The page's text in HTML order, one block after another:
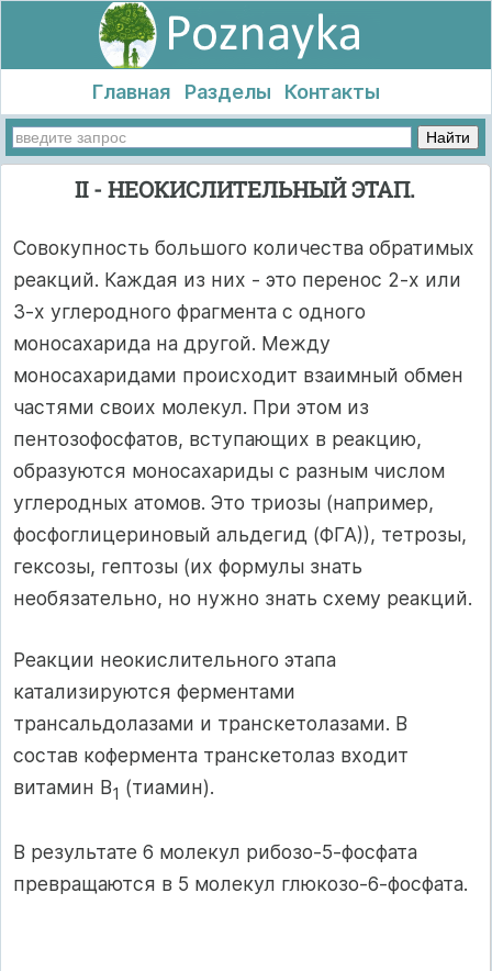
Главная Разделы Контакты
II - НЕОКИСЛИТЕЛЬНЫЙ ЭТАП.
Совокупность большого количества обратимых
реакций. Каждая из них - это перенос 2-х или
3-х углеродного фрагмента с одного
моносахарида на другой. Между
моносахаридами происходит взаимный обмен
частями своих молекул. При этом из
пентозофосфатов, вступающих в реакцию,
образуются моносахариды с разным числом
углеродных атомов. Это триозы (например,
фосфоглицериновый альдегид (ФГА)), тетрозы,
гексозы, гептозы (их формулы знать
необязательно, но нужно знать схему реакций.
Реакции неокислительного этапа
катализируются ферментами
трансальдолазами и транскетолазами. В
состав кофермента транскетолаз входит
витамин В1 (тиамин).
В результате 6 молекул рибозо-5-фосфата
превращаются в 5 молекул глюкозо-6-фосфата.